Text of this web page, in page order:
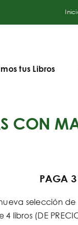
tus Libros
CON
PAGA 3
selección
4 libros (DE